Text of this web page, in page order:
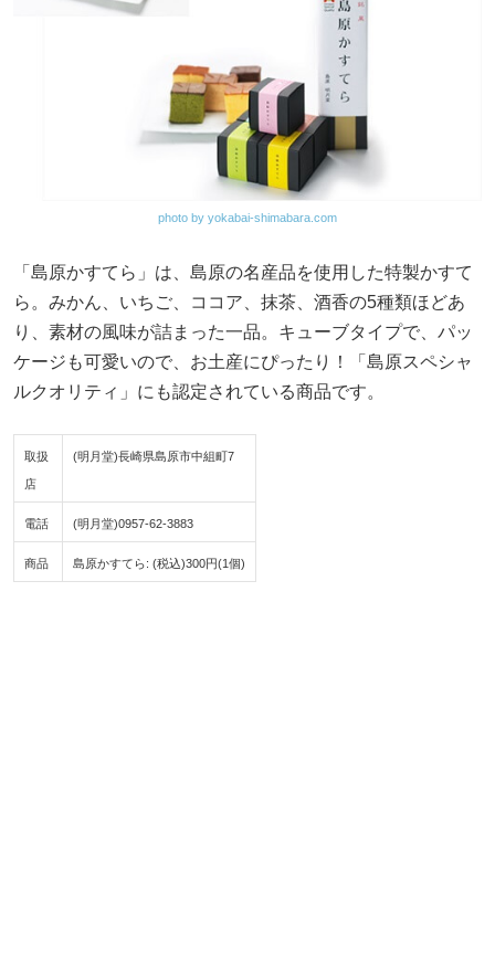
photo by yokabai-shimabara.com
「島原かすてら」は、島原の名産品を使用した特製かすて
ら。みかん、いちご、ココア、抹茶、酒香の5種類ほどあ
り、素材の風味が詰まった一品。キューブタイプで、パッ
ケージも可愛いので、お土産にぴったり！「島原スペシャ
ルクオリティ」にも認定されている商品です。
取扱
店
(明月堂)長崎県島原市中組町7
電話 (明月堂)0957-62-3883
商品 島原かすてら: (税込)300円(1個)